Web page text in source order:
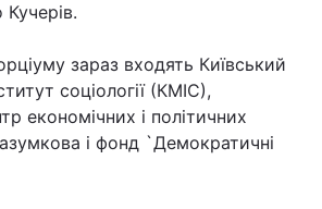
Кучерів.
зараз входять Київський
соціології (КМІС),
економічних і політичних
і фонд `Демократичні